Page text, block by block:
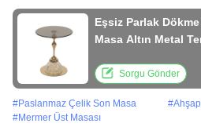
Eşsiz Parlak
Masa Altın Metal
Sorgu Gönder
#Paslanmaz Çelik Son Masa #
#Mermer Üst Masası